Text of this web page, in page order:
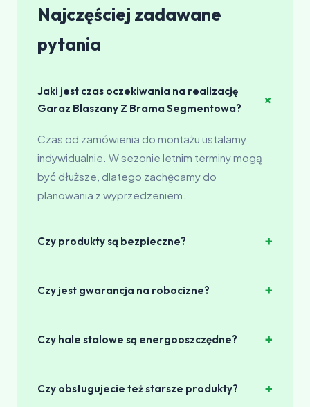
Najczęściej zadawane
pytania
Jaki jest czas oczekiwania na realizację
Garaz Blaszany Z Brama Segmentowa?
+
Czas od zamówienia do montażu ustalamy
indywidualnie. W sezonie letnim terminy mogą
być dłuższe, dlatego zachęcamy do
planowania z wyprzedzeniem.
Czy produkty są bezpieczne? +
posiadają certyfikaty bezpieczeństwa.
bezpieczeństwa.
Czy jest gwarancja na robocizne? +
jakości. Jeśli coś pójdzie nie tak z naszej winy,
Czy hale stalowe są energooszczędne? +
z uwzględnieniem energooszczędnych
Czy obsługujecie też starsze produkty? +